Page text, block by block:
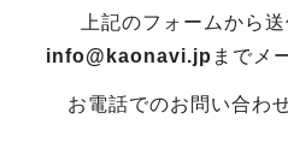
上記のフォームから送
info@kaonavi.jp までメ
お電話でのお問い合わ